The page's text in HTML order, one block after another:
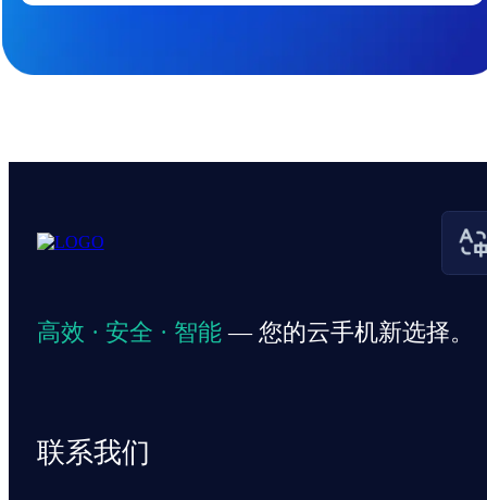
高效 · 安全 · 智能— 您的云手机新选择。
联系我们